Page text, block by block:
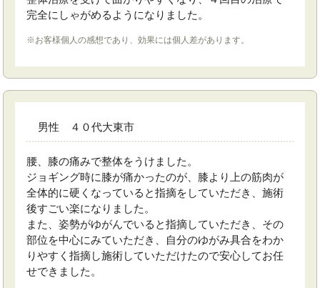
完全にしゃがめるようになりました。
※お客様個人の感想であり、効果には個人差があります。
男性 ４０代大東市
腰、膝の痛みで整体をうけました。
ジョギング時に膝が痛かったのが、膝より上の筋肉が
全体的に硬くなっていると指摘をしていただき、施術
後すごい楽になりました。
また、姿勢がゆがんでいると指摘していただき、その
部位を中心にみていただき、自分のゆがみ具合をわか
りやすく指摘し施術していただけたので安心してお任
せできました。